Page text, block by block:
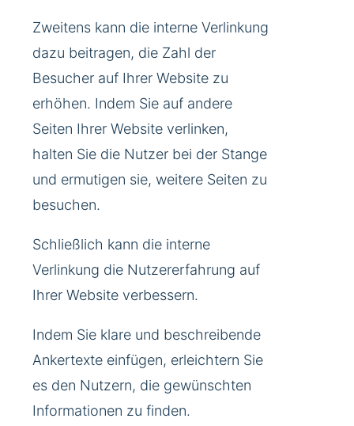
Zweitens kann die interne Verlinkung
dazu beitragen, die Zahl der
Besucher auf Ihrer Website zu
erhöhen. Indem Sie auf andere
Seiten Ihrer Website verlinken,
halten Sie die Nutzer bei der Stange
und ermutigen sie, weitere Seiten zu
besuchen.
Schließlich kann die interne
Verlinkung die Nutzererfahrung auf
Ihrer Website verbessern.
Indem Sie klare und beschreibende
Ankertexte einfügen, erleichtern Sie
es den Nutzern, die gewünschten
Informationen zu finden.